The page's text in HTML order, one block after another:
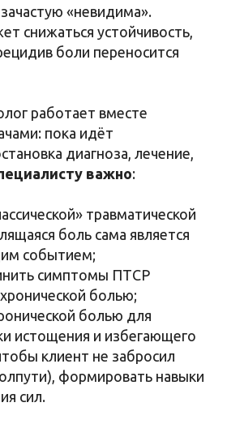
«невидима».
снижаться устойчивость,
боли переносится
работает вместе
пока идёт
диагноза, лечение,
важно:
травматической
боль сама является
событием;
симптомы ПТСР
болью;
болью для
истощения и избегающего
клиент не забросил
формировать навыки
сил.